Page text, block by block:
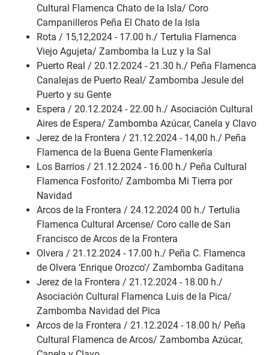
Cultural Flamenca Chato de la lsla/ Coro
Campanilleros Peña El Chato de la Isla
Rota / 15,12,2024 - 17.00 h./ Tertulia Flamenca
Viejo Agujeta/ Zambomba la Luz y la Sal
Puerto Real / 20.12.2024 - 21.30 h./ Peña Flamenca
Canalejas de Puerto Real/ Zambomba Jesule del
Puerto y su Gente
Espera / 20.12.2024 - 22.00 h./ Asociación Cultural
Aires de Espera/ Zambomba Azúcar, Canela y Clavo
Jerez de la Frontera / 21.12.2024 - 14,00 h./ Peña
Flamenca de la Buena Gente Flamenkería
Los Barrios / 21.12.2024 - 16.00 h./ Peña Cultural
Flamenca Fosforito/ Zambomba Mi Tierra por
Navidad
Arcos de la Frontera / 24.12.2024 00 h./ Tertulia
Flamenca Cultural Arcense/ Coro calle de San
Francisco de Arcos de la Frontera
Olvera / 21.12.2024 - 17.00 h./ Peña C. Flamenca
de Olvera ‘Enrique Orozco’/ Zambomba Gaditana
Jerez de la Frontera / 21.12.2024 - 18.00 h./
Asociación Cultural Flamenca Luis de la Pica/
Zambomba Navidad del Pica
Arcos de la Frontera / 21.12.2024 - 18.00 h/ Peña
Cultural Flamenca de Arcos/ Zambomba Azúcar,